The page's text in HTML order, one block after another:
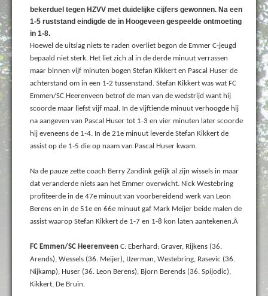
bekerduel tegen HZVV met duidelijke cijfers gewonnen. Na een
1-5 ruststand eindigde de in Hoogeveen gespeelde ontmoeting
in 1-8.
Hoewel de uitslag niets te raden overliet begon de Emmer C-jeugd
bepaald niet sterk. Het liet zich al in de derde minuut verrassen
maar binnen vijf minuten bogen Stefan Kikkert en Pascal Huser de
achterstand om in een 1-2 tussenstand. Stefan Kikkert was wat FC
Emmen/SC Heerenveen betrof de man van de wedstrijd want hij
scoorde maar liefst vijf maal. In de vijftiende minuut verhoogde hij
na aangeven van Pascal Huser tot 1-3 en vier minuten later scoorde
hij eveneens de 1-4. In de 21e minuut leverde Stefan Kikkert de
assist op de 1-5 die op naam van Pascal Huser kwam.
Na de pauze zette coach Berry Zandink gelijk al zijn wissels in maar
dat veranderde niets aan het Emmer overwicht. Nick Westebring
profiteerde in de 47e minuut van voorbereidend werk van Leon
Berens en in de 51e en 66e minuut gaf Mark Meijer beide malen de
assist waarop Stefan Kikkert de 1-7 en 1-8 kon laten aantekenen.Â
FC Emmen/SC Heerenveen C: Eberhard: Graver, Rijkens (36.
Arends), Wessels (36. Meijer), IJzerman, Westebring, Rasevic (36.
Nijkamp), Huser (36. Leon Berens), Bjorn Berends (36. Spijodic),
Kikkert, De Bruin.